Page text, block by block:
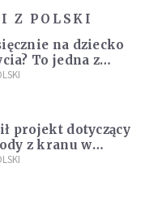
Z POLSKI
na dziecko
To jedna z
"Rozwój
projekt dotyczący
z kranu w